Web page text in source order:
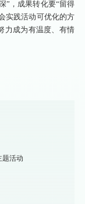
”，成果转化要“留得
实践活动可优化的方
力成为有温度、有情
题活动